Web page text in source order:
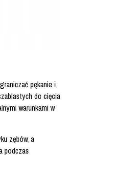
pękanie i
do cięcia
warunkami w
zębów, a
podczas